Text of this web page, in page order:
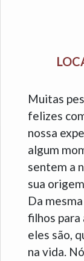
Muitas
felizes
nossa
algum
sentem a
sua
Da
filhos para
eles são,
na vida.